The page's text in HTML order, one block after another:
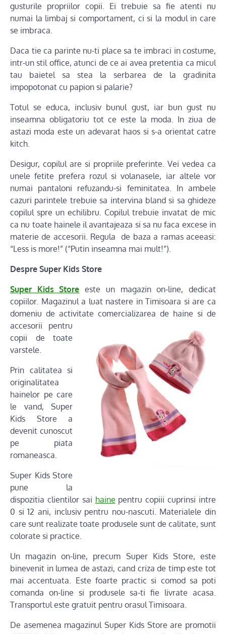
gusturile propriilor copii. Ei trebuie sa fie atenti nu
numai la limbaj si comportament, ci si la modul in care
se imbraca.
Daca tie ca parinte nu-ti place sa te imbraci in costume,
intr-un stil office, atunci de ce ai avea pretentia ca micul
tau baietel sa stea la serbarea de la gradinita
impopotonat cu papion si palarie?
Totul se educa, inclusiv bunul gust, iar bun gust nu
inseamna obligatoriu tot ce este la moda. In ziua de
astazi moda este un adevarat haos si s-a orientat catre
kitch.
Desigur, copilul are si propriile preferinte. Vei vedea ca
unele fetite prefera rozul si volanasele, iar altele vor
numai pantaloni refuzandu-si feminitatea. In ambele
cazuri parintele trebuie sa intervina bland si sa ghideze
copilul spre un echilibru. Copilul trebuie invatat de mic
ca nu toate hainele il avantajeaza si sa nu faca excese in
materie de accesorii. Regula de baza a ramas aceeasi:
“Less is more!” (“Putin inseamna mai mult!”).
Despre Super Kids Store
Super Kids Store este un magazin on-line, dedicat
copiilor. Magazinul a luat nastere in Timisoara si are ca
domeniu de activitate comercializarea de haine si de
accesorii pentru
copii de toate
varstele.
Prin calitatea si
originalitatea
hainelor pe care
le vand, Super
Kids Store a
devenit cunoscut
pe piata
romaneasca.
Super Kids Store
pune la
dispozitia clientilor sai haine pentru copiii cuprinsi intre
0 si 12 ani, inclusiv pentru nou-nascuti. Materialele din
care sunt realizate toate produsele sunt de calitate, sunt
colorate si practice.
Un magazin on-line, precum Super Kids Store, este
binevenit in lumea de astazi, cand criza de timp este tot
mai accentuata. Este foarte practic si comod sa poti
comanda on-line si produsele sa-ti fie livrate acasa.
Transportul este gratuit pentru orasul Timisoara.
De asemenea magazinul Super Kids Store are promotii